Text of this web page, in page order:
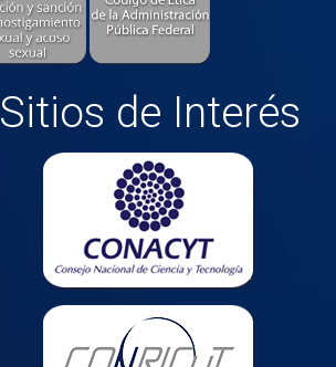
Sitios de Interés